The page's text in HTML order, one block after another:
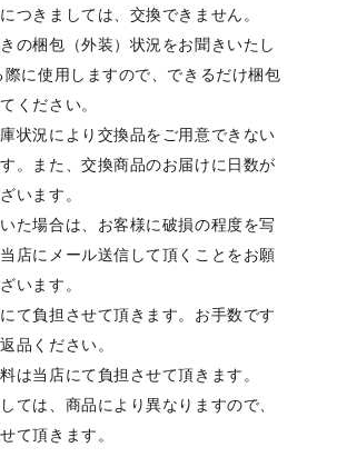
つきましては、交換できません。
の梱包（外装）状況をお聞きいたし
際に使用しますので、できるだけ梱包
ください。
状況により交換品をご用意できない
。また、交換商品のお届けに日数が
います。
た場合は、お客様に破損の程度を写
店にメール送信して頂くことをお願
います。
て負担させて頂きます。お手数です
品ください。
は当店にて負担させて頂きます。
ては、商品により異なりますので、
て頂きます。